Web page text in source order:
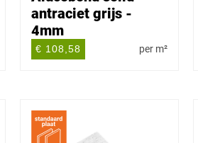
antraciet grijs -
4mm
€ 108,58 per m²